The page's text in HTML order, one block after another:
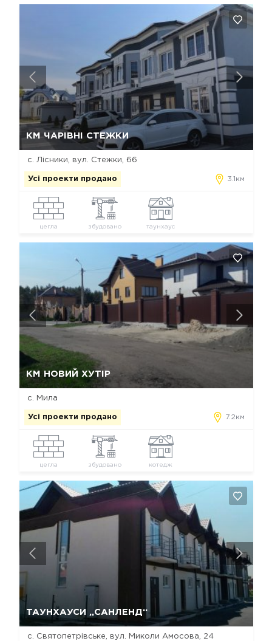
КМ ЧАРІВНІ СТЕЖКИ
с. Лісники, вул. Стежки, 66
Усі проекти продано 3.1км
цегла збудовано таунхаус
Так, видалити Відміна
КМ НОВИЙ ХУТІР
с. Мила
Усі проекти продано 7.2км
цегла збудовано котедж
ТАУНХАУСИ „САНЛЕНД“
с. Святопетрівське, вул. Миколи Амосова, 24